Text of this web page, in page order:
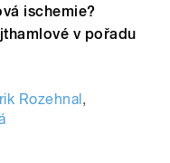
ischemie?
v pořadu
Rozehnal,